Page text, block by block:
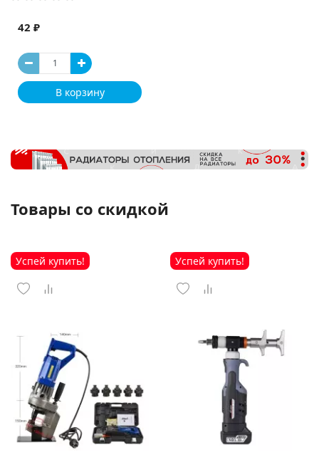
42 ₽
В корзину
Товары со скидкой
Успей купить! Успей купить!